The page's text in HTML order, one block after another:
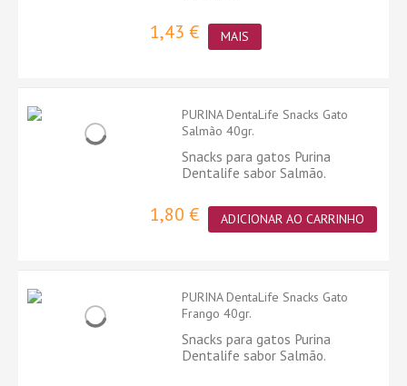
1,43 € MAIS
PURINA DentaLife Snacks Gato
Salmão 40gr.
Snacks para gatos Purina
Dentalife sabor Salmão.
1,80 € ADICIONAR AO CARRINHO
PURINA DentaLife Snacks Gato
Frango 40gr.
Snacks para gatos Purina
Dentalife sabor Salmão.